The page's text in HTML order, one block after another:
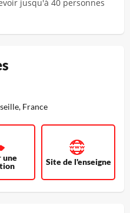
jusqu'à 40 personnes
France
une
Site de l'enseigne